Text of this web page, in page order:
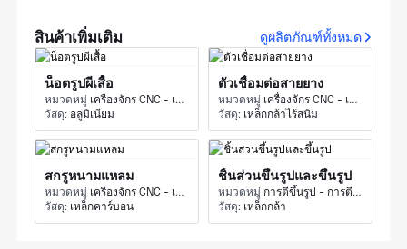
สินค้าเพิ่มเติม ดูผลิตภัณฑ์ทั้งหมด
น็อตรูปผีเสื้อ
หมวดหมู่ เครื่องจักร CNC - เครื่องกัด CNC และการกัด
วัสดุ: อลูมิเนียม
ตัวเชื่อมต่อสายยาง
หมวดหมู่ เครื่องจักร CNC - เครื่องกัด CNC และการกัด
วัสดุ: เหล็กกล้าไร้สนิม
สกรูหนามแหลม
หมวดหมู่ เครื่องจักร CNC - เครื่องกัด CNC และการกัด
วัสดุ: เหล็กคาร์บอน
ชิ้นส่วนขึ้นรูปและขึ้นรูป
หมวดหมู่ การตีขึ้นรูป - การตีขึ้นรูปด้วยความประทับใจ
วัสดุ: เหล็กกล้า